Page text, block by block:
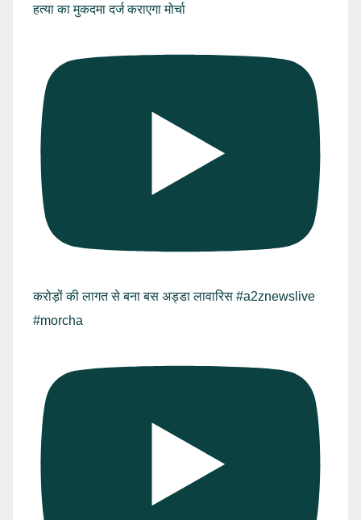
हत्या का मुकदमा दर्ज कराएगा मोर्चा
करोड़ों की लागत से बना बस अड्डा लावारिस #a2znewslive
#morcha